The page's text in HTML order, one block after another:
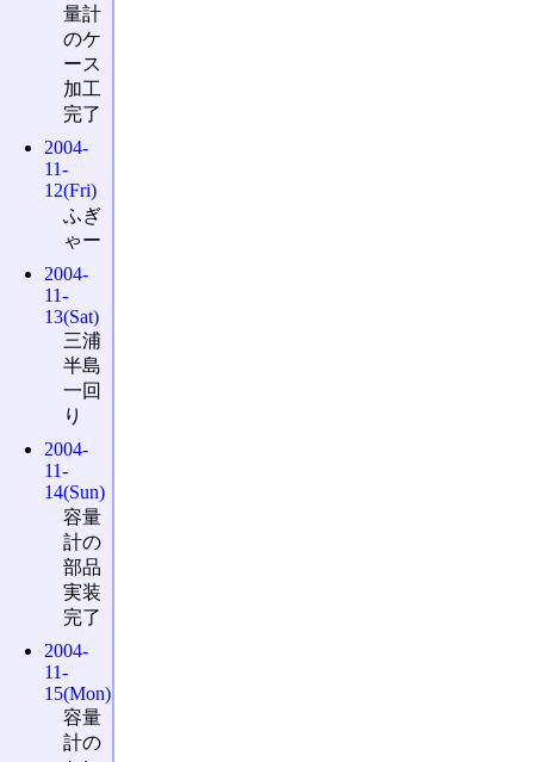
量計
のケ
ース
加工
完了
2004-
11-
12(Fri)
ふぎ
ゃー
2004-
11-
13(Sat)
三浦
半島
一回
り
2004-
11-
14(Sun)
容量
計の
部品
実装
完了
2004-
11-
15(Mon)
容量
計の